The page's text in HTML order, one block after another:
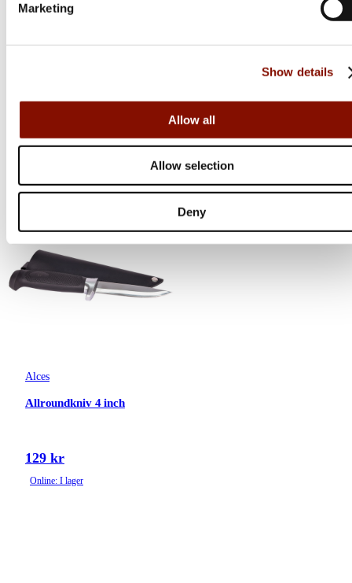
Marketing
Show details
Allow all
Allow selection
Deny
199 kr
Kikut Sharpener for Axe
279 kr
Alces
Allroundkniv 4 inch
129 kr
Online: I lager